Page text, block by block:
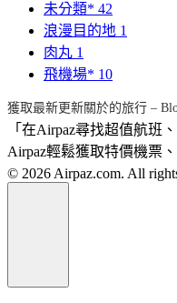
未分類* 42
浪漫目的地 1
肉丸 1
飛機場* 10
獲取最新更新關於的旅行 –
「在Airpaz尋找超值航班
Airpaz輕鬆獲取特價機票
© 2026 Airpaz.com. All